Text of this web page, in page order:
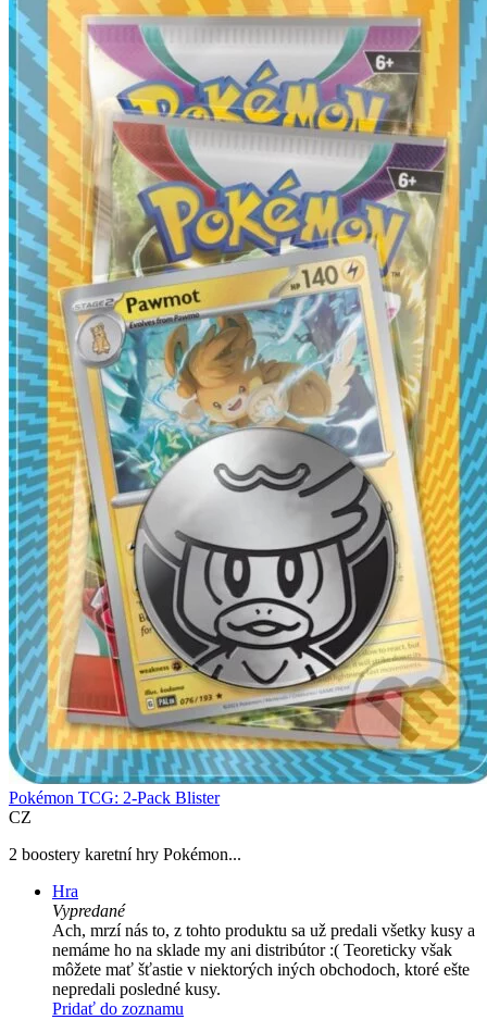
Pokémon TCG: 2-Pack Blister
CZ
2 boostery karetní hry Pokémon...
Hra
Vypredané
Ach, mrzí nás to, z tohto produktu sa už predali všetky kusy a
nemáme ho na sklade my ani distribútor :( Teoreticky však
môžete mať šťastie v niektorých iných obchodoch, ktoré ešte
nepredali posledné kusy.
Pridať do zoznamu